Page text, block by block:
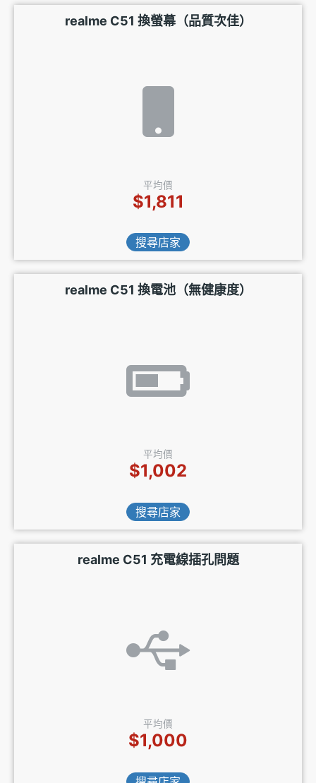
realme C51 換螢幕（品質次佳）
平均價
$1,811
搜尋店家
realme C51 換電池（無健康度）
平均價
$1,002
搜尋店家
realme C51 充電線插孔問題
平均價
$1,000